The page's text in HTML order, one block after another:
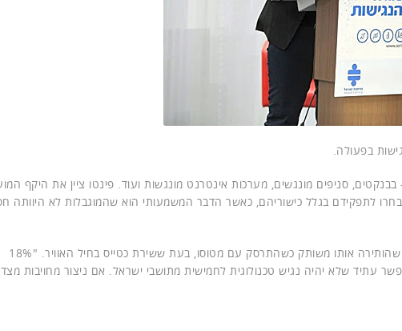
בפעולה.
סניפים מונגשים, מערכות אינטרנט מונגשות ועוד. פינטו ציין את היקף
לתפקידם בגלל כישוריהם, כאשר הדבר המשמעותי הוא שהמוגבלות לא היוותה
התרגשות נרשמה בקהל כש-וגנר סיפר על הפציעה שהותירה אותו משותק כשהתרסק עם מטוסו, בעת ששירת כטייס בחיל האוויר. "18%
עתיד שלא יהיה נגיש טכנולוגית לחמישית מתושבי ישראל. אם ניצור מחויבות מצד